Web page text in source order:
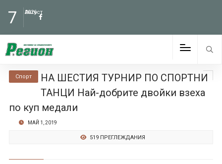
7 Август
2026
Спорт
НА ШЕСТИЯ ТУРНИР ПО СПОРТНИ
ТАНЦИ Най-добрите двойки взеха
по куп медали
МАЙ 1, 2019
519 ПРЕГЛЕЖДАНИЯ